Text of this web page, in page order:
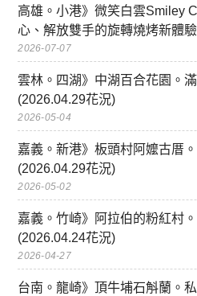
高雄。小港》微笑白雲Smiley
心、解放雙手的旋轉燒烤新體驗
2026-07-07
雲林。四湖》中湖百合花園。
(2026.04.29花況)
2026-05-04
嘉義。新港》板頭村阿嬤古厝
(2026.04.29花況)
2026-05-02
嘉義。竹崎》阿拉伯的粉紅村
(2026.04.24花況)
2026-04-27
台南。龍崎》頂牛埔石斛蘭。